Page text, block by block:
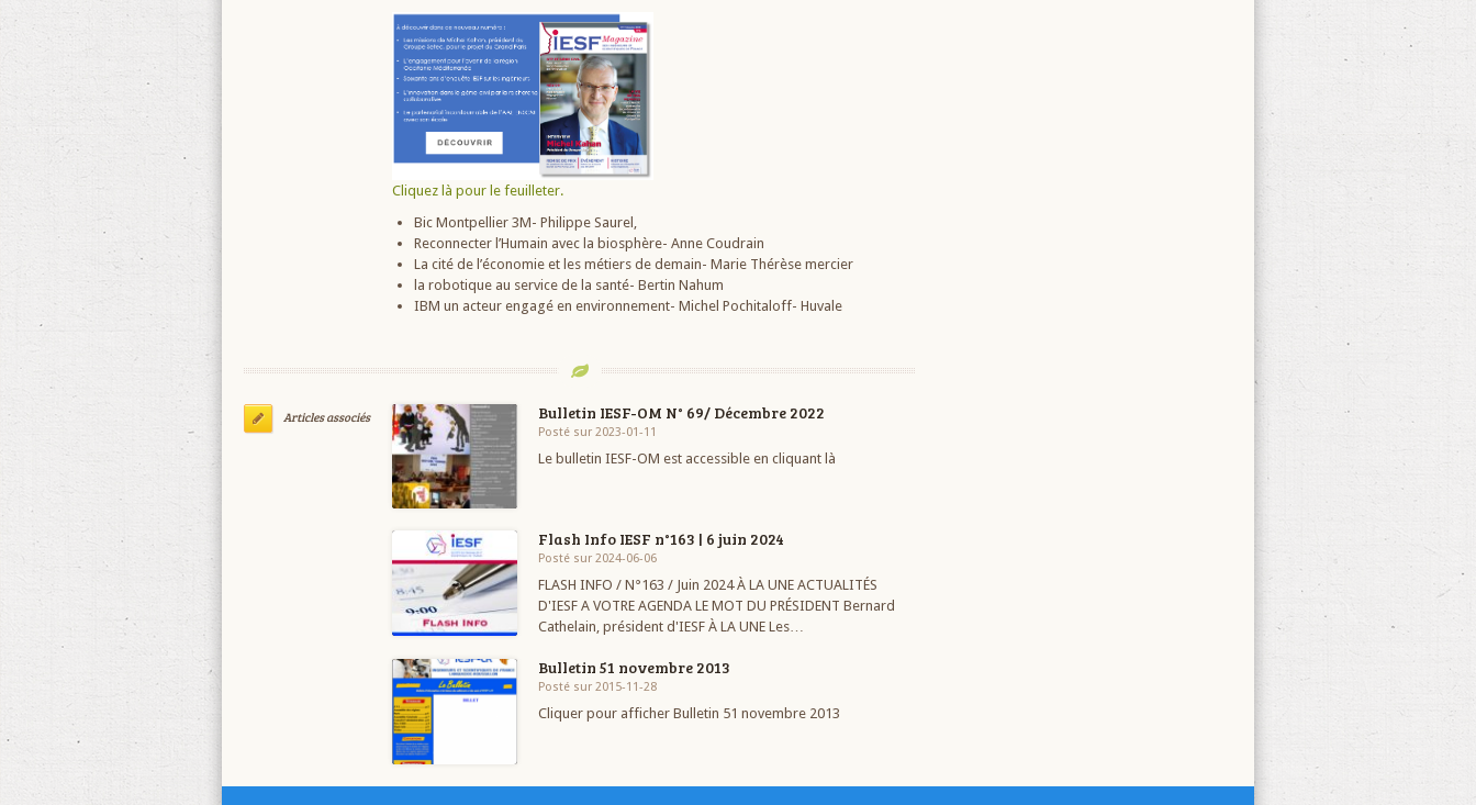
Cliquez là pour le feuilleter.
Bic Montpellier 3M- Philippe Saurel,
Reconnecter l’Humain avec la biosphère- Anne Coudrain
La cité de l’économie et les métiers de demain- Marie Thérèse mercier
la robotique au service de la santé- Bertin Nahum
IBM un acteur engagé en environnement- Michel Pochitaloff- Huvale
Articles associés Bulletin IESF-OM N° 69/ Décembre 2022
Posté sur 2023-01-11
Le bulletin IESF-OM est accessible en cliquant là
Flash Info IESF n°163 | 6 juin 2024
Posté sur 2024-06-06
FLASH INFO / N°163 / Juin 2024 À LA UNE ACTUALITÉS
D'IESF A VOTRE AGENDA LE MOT DU PRÉSIDENT Bernard
Cathelain, président d'IESF À LA UNE Les…
Bulletin 51 novembre 2013
Posté sur 2015-11-28
Cliquer pour afficher Bulletin 51 novembre 2013